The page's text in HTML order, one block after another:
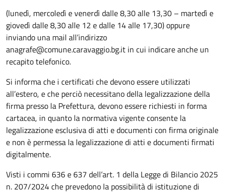
(lunedì, mercoledì e venerdì dalle 8,30 alle 13,30 – martedì e
giovedì dalle 8,30 alle 12 e dalle 14 alle 17,30) oppure
inviando una mail all’indirizzo
anagrafe@comune.caravaggio.bg.it in cui indicare anche un
recapito telefonico.
Si informa che i certificati che devono essere utilizzati
all’estero, e che perciò necessitano della legalizzazione della
firma presso la Prefettura, devono essere richiesti in forma
cartacea, in quanto la normativa vigente consente la
legalizzazione esclusiva di atti e documenti con firma originale
e non è permessa la legalizzazione di atti e documenti firmati
digitalmente.
Visti i commi 636 e 637 dell’art. 1 della Legge di Bilancio 2025
n. 207/2024 che prevedono la possibilità di istituzione di